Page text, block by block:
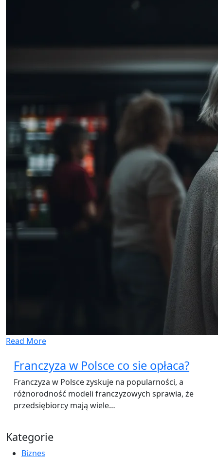
Read More
Franczyza w Polsce co sie opłaca?
Franczyza w Polsce zyskuje na popularności, a
różnorodność modeli franczyzowych sprawia, że
przedsiębiorcy mają wiele…
Kategorie
Biznes